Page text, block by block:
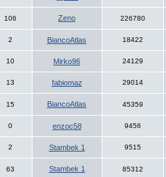
106 Zeno 226780
2 BiancoAtlas 18422
10 Mirko96 24129
13 fabiomaz 29014
15 BiancoAtlas 45359
0 enzoc58 9456
2 Stambek 1 9515
63 Stambek 1 85312